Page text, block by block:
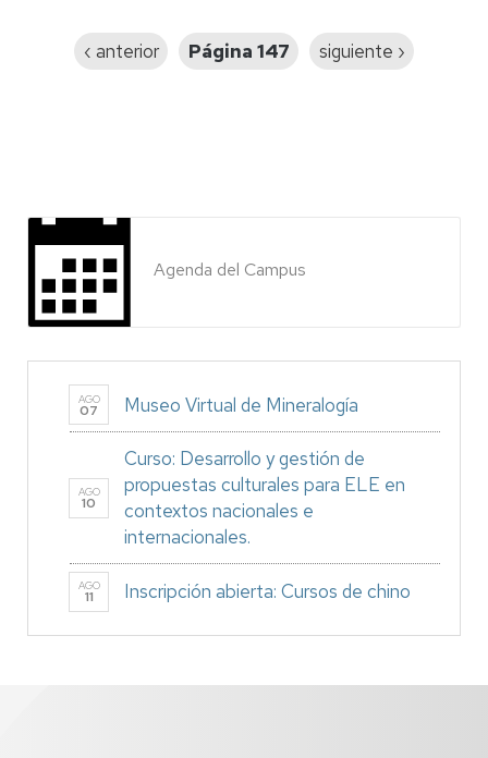
Página
‹ anterior Página 147
Siguiente
siguiente ›
Agenda del Campus
AGO
07 Museo Virtual de Mineralogía
AGO
10
Curso: Desarrollo y gestión de
propuestas culturales para ELE en
contextos nacionales e
internacionales.
AGO
11 Inscripción abierta: Cursos de chino